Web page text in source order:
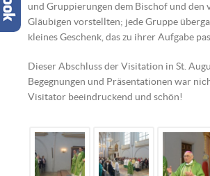
und Gruppierungen dem Bischof und den
Gläubigen vorstellten; jede Gruppe
kleines Geschenk, das zu ihrer Aufgabe
Dieser Abschluss der Visitation in St.
Begegnungen und Präsentationen war
Visitator beeindruckend und schön!